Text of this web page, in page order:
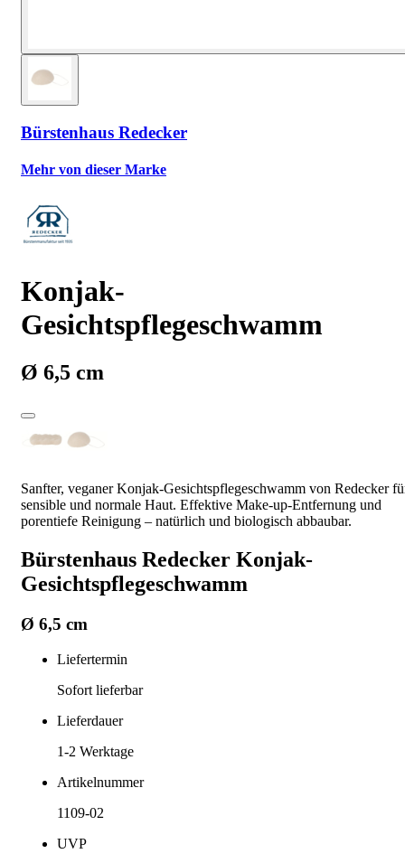
Bürstenhaus Redecker
Mehr von dieser Marke
Konjak-
Gesichtspflegeschwamm
Ø 6,5 cm
Sanfter, veganer Konjak-Gesichtspflegeschwamm von Redecker
sensible und normale Haut. Effektive Make-up-Entfernung und
porentiefe Reinigung – natürlich und biologisch abbaubar.
Bürstenhaus Redecker Konjak-
Gesichtspflegeschwamm
Ø 6,5 cm
Liefertermin
Sofort lieferbar
Lieferdauer
1-2 Werktage
Artikelnummer
1109-02
UVP